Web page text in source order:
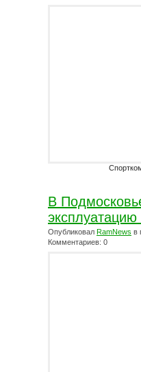
В
Опубликовал RamNews в
Комментариев: 0